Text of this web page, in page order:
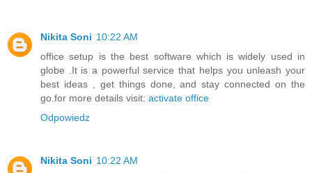
Nikita Soni 10:22 AM
office setup is the best software which is widely used in
globe .It is a powerful service that helps you unleash your
best ideas , get things done, and stay connected on the
go.for more details visit: activate office
Odpowiedz
Nikita Soni 10:22 AM